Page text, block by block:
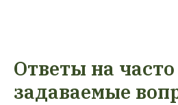
Ответы на часто
задаваемые